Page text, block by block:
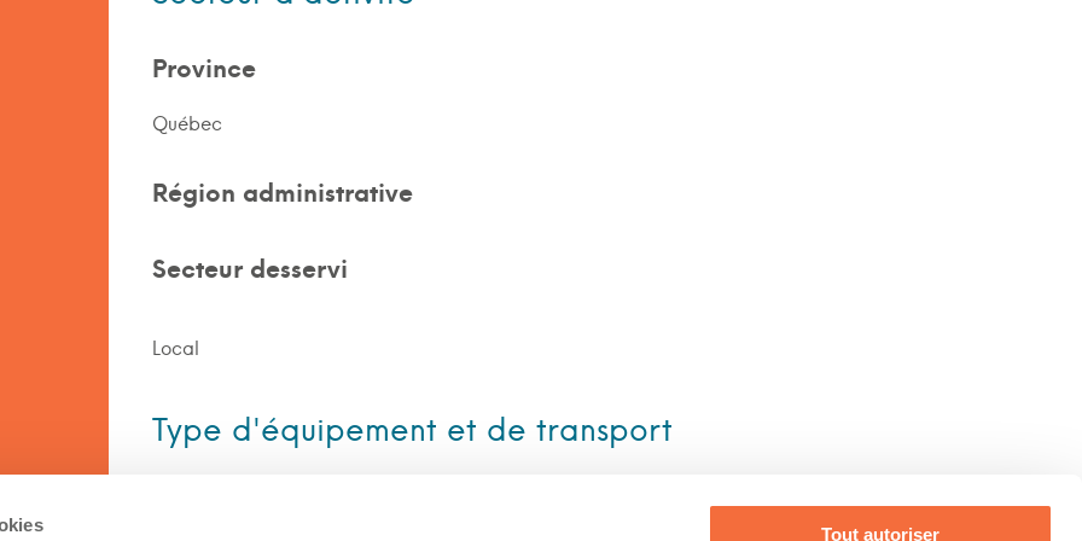
Tout autoriser
Province
Québec
Région administrative
Secteur desservi
Local
Type d'équipement et de transport